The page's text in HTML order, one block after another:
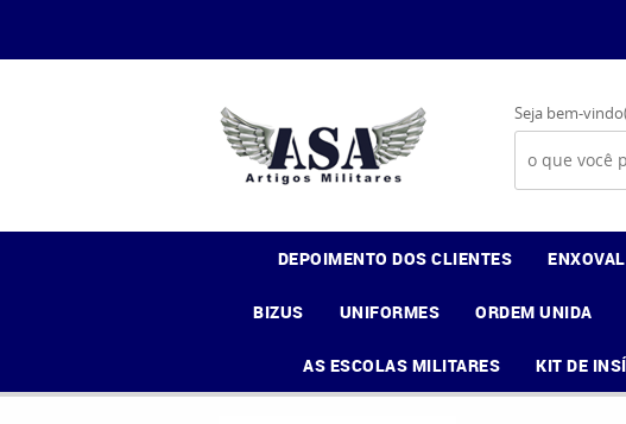
Seja bem-
DEPOIMENTO DOS CLIENTES ENXOVAL
BIZUS UNIFORMES ORDEM UNIDA
AS ESCOLAS MILITARES KIT DE